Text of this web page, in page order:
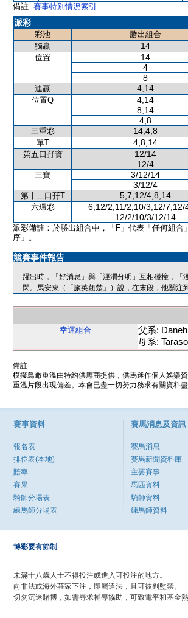
備註: 賽事特別情況索引
派彩
彩池 勝出組合
獨贏
14
位置 14
4
8
連贏 4,14
位置Q 4,14
8,14
4,8
三重彩 14,4,8
單T 4,8,14
第五口孖寶 12/14
12/4
三寶 3/12/14
3/12/4
第十二口孖T 5,7,12/4,8,14
六環彩 6,12/2,11/2,10/3,12/7,12/
12/2/10/3/12/14
派彩備註：於勝出組合中，「F」代表「任何組合
序」。
競賽事件報告
躍出時，「好消息」與「涇渭分明」互相碰撞，
閃。馬安東（「旅英翹楚」）說，在末段，他關注
幸運組合
父系:
母系:
備註
模擬鳥瞰重溫由特約供應商提供，供馬迷作個人娛樂
重溫片段出現偏差。本會已盡一切努力務求有關資料
賽事資料
報名表
排位表(本地)
賠率
賽果
騎師分場表
練馬師分場表
賽馬消息及資訊
賽馬消息
賽馬新聞資料庫
主要賽事
馬匹資料
騎師資料
練馬師資料
博彩要有節制
未滿十八歲人士不得投注或進入可投注的地方。
向非法或海外莊家下注，即屬違法，且可被判監禁。
切勿沉迷賭博，如需尋求輔導協助，可致電平和基金